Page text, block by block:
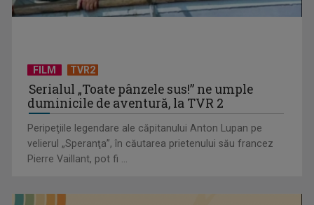
încântă la ...
Stela Enache - un simbol al muzicii românești pe scena
FILM TVR2
Serialul „Toate pânzele sus!” ne umple
duminicile de aventură, la TVR 2
Peripeţiile legendare ale căpitanului Anton Lupan pe
velierul „Speranţa”, în căutarea prietenului său francez
Pierre Vaillant, pot fi ...